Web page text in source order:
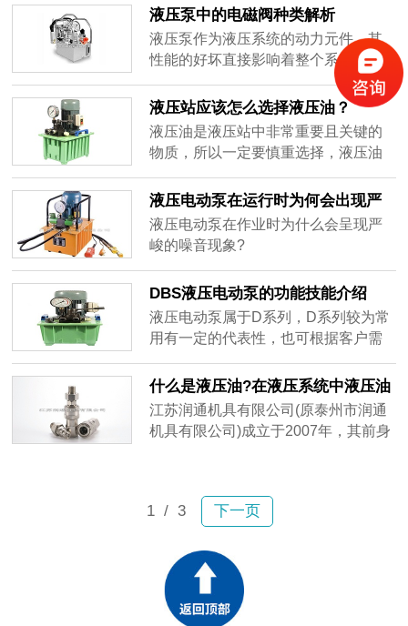
的工作效率和流量。在实际应用中，
排量的选择应根据液压系统的需要来
确定。排量大的液压泵可以提供更大
的流量，但也会消耗更多的能源。相
反，排量小的液压泵可以省电，但在
必要时可能无法满足系统的流量需
求。
液压泵中的电磁阀种类解析
液压泵作为液压系统的动力元件，其
性能的好坏直接影响着整个系统的运
行效率。在液压泵的控制过程中，电
磁阀发挥着至关重要的作用。电磁阀
通过控制液压油的流向、压力和流
量，实现对液压泵的精确控制。下
液压站应该怎么选择液压油？
液压油是液压站中非常重要且关键的
物质，所以一定要慎重选择，液压油
量、润滑、密封作用、冷却、防锈等
作用颇多。液压油会流过液压站中所
有管道、小孔、缝隙、开口，因此液
压油的选择对于液压站非常的关键。
液压电动泵在运行时为何会出现严
重的噪音现象
液压电动泵在作业时为什么会呈现严
峻的噪音现象?
DBS液压电动泵的功能技能介绍
液压电动泵属于D系列，D系列较为常
用有一定的代表性，也可根据客户需
泵径向柱塞泵与组合式控制阀、油
箱、电机等组成的，采用了双油路供
油结构。超高压、体积小、重量轻、
结构紧凑、操作方便，应用范围广，
控制等诸多领域，逐渐的被各行各业
的客户熟知并使用，是一种较为常见
的通用型液压泵站。
什么是液压油?在液压系统中液压油
起什么作用?
江苏润通机具有限公司(原泰州市润通
机具有限公司)成立于2007年，其前身
家集开发、制造于一体的民营科技企
业，多项产品已获荣誉资质，并荣获
秉承以质量求生存、以品质求发展的
原则，不断推出新型、品质润通产
品，销往全国。
1/ 3 下一页